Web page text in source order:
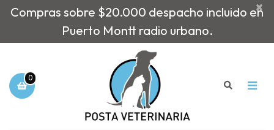
Compras sobre $20.000 despacho incluido en
Puerto Montt radio urbano.
×
0